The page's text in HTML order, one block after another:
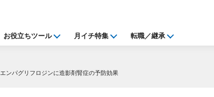
お役立ちツール 月イチ特集 転職／継承
エンパグリフロジンに造影剤腎症の予防効果